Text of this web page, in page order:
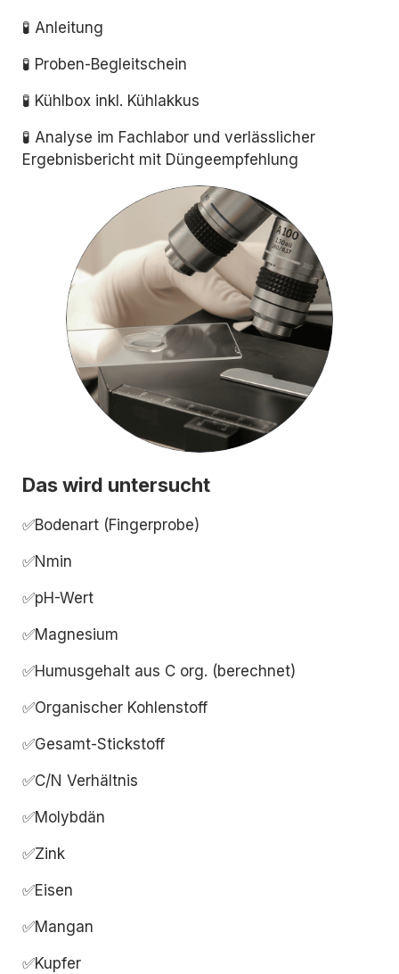
🧪 Anleitung
🧪 Proben-Begleitschein
🧪 Kühlbox inkl. Kühlakkus
🧪 Analyse im Fachlabor und verlässlicher
Ergebnisbericht mit Düngeempfehlung
Das wird untersucht
✅Bodenart (Fingerprobe)
✅Nmin
✅pH-Wert
✅Magnesium
✅Humusgehalt aus C org. (berechnet)
✅Organischer Kohlenstoff
✅Gesamt-Stickstoff
✅C/N Verhältnis
✅Molybdän
✅Zink
✅Eisen
✅Mangan
✅Kupfer